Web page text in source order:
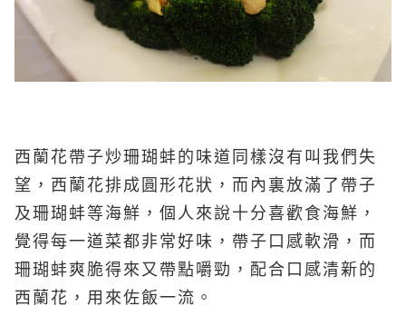
西蘭花帶子炒珊瑚蚌的味道同樣沒有叫我們失
望，西蘭花排成圓形花狀，而內裏放滿了帶子
及珊瑚蚌等海鮮，個人來說十分喜歡食海鮮，
覺得每一道菜都非常好味，帶子口感軟滑，而
珊瑚蚌爽脆得來又帶點嚼勁，配合口感清新的
西蘭花，用來佐飯一流。